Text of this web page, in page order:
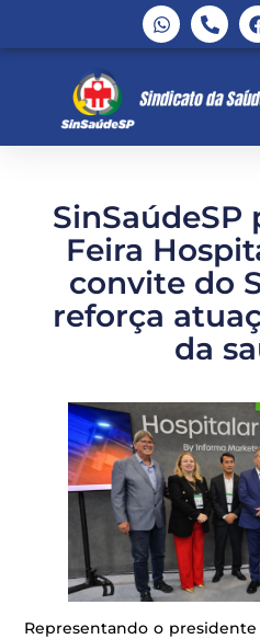
Feira
convite do
reforça
da
Representando o